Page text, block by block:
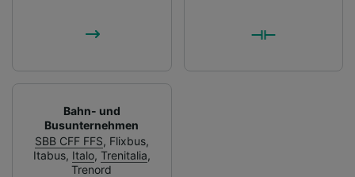
Bahn- und
Busunternehmen
SBB CFF FFS, Flixbus,
Itabus, Italo, Trenitalia,
Trenord